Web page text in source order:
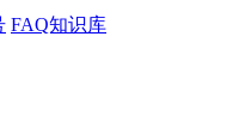
FAQ知识库